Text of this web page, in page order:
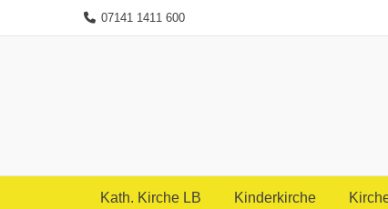
07141 1411 600
Kath. Kirche LB Kinderkirche